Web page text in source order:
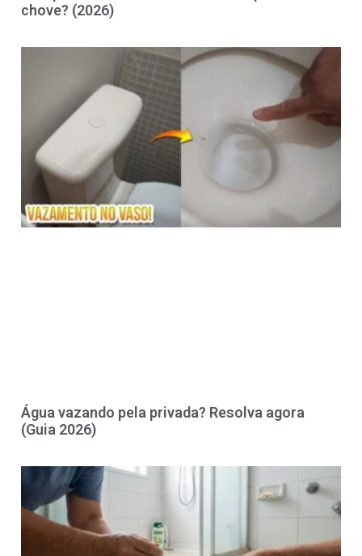
chove? (2026)
Água vazando pela privada? Resolva agora
(Guia 2026)